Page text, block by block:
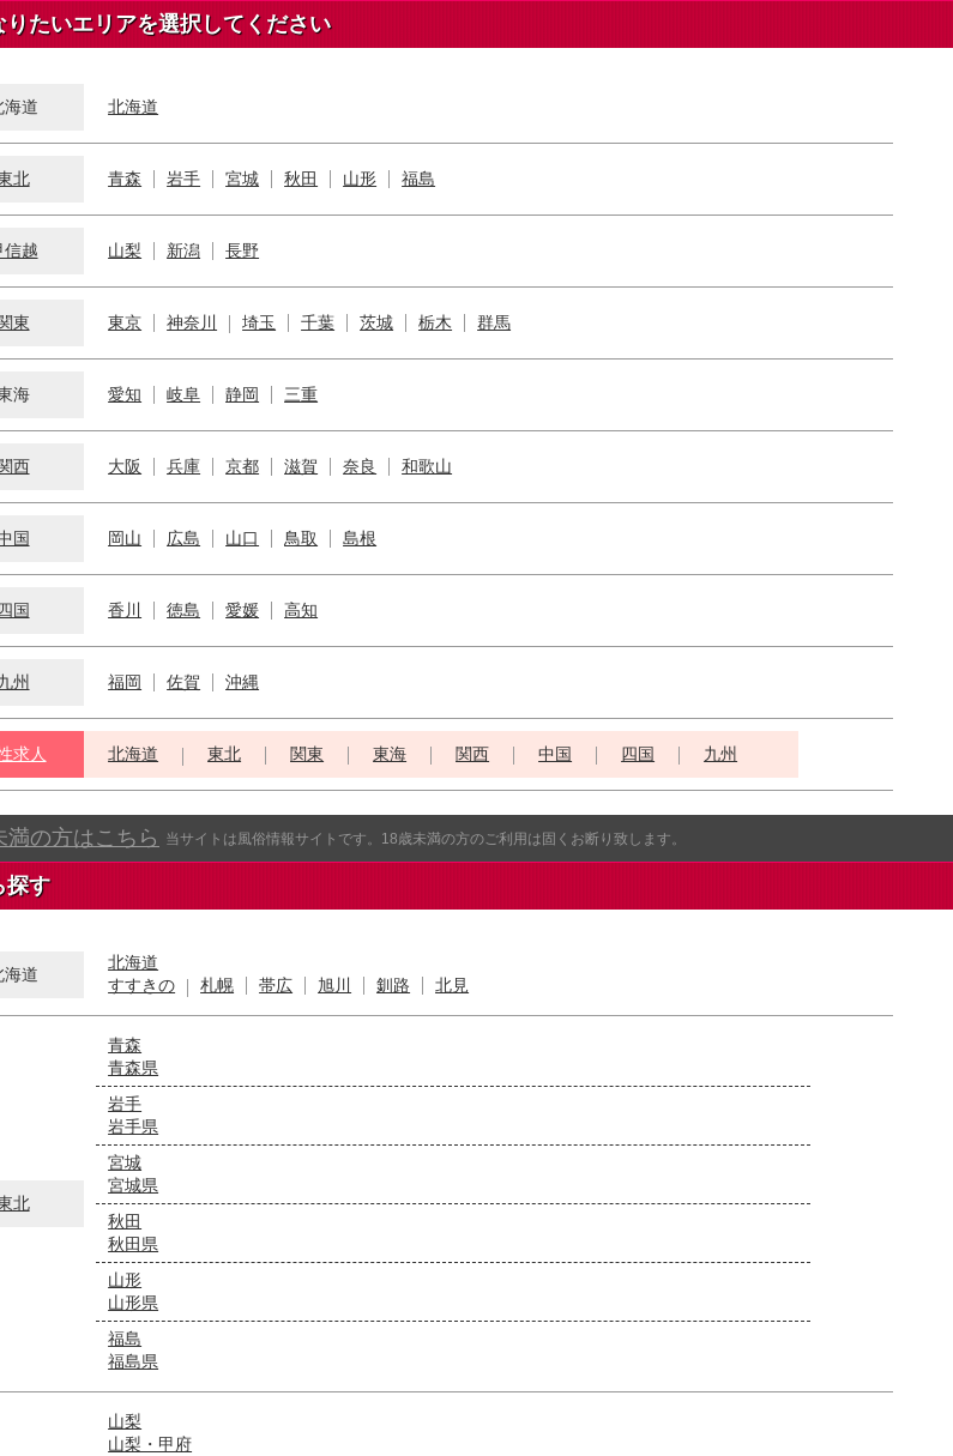
りたいエリアを選択してください
海道 北海道
北 青森 岩手 宮城 秋田 山形 福島
信越 山梨 新潟 長野
東 東京 神奈川 埼玉 千葉 茨城 栃木 群馬
海 愛知 岐阜 静岡 三重
西 大阪 兵庫 京都 滋賀 奈良 和歌山
国 岡山 広島 山口 鳥取 島根
国 香川 徳島 愛媛 高知
州 福岡 佐賀 沖縄
求人 北海道 東北 関東 東海 関西 中国 四国 九州
満の方はこちら 当サイトは風俗情報サイトです。18歳未満の方のご利用は固くお断り致します。
探す
海道
北海道
すすきの
札幌 帯広 旭川 釧路 北見
北
青森
青森県
岩手
岩手県
宮城
宮城県
秋田
秋田県
山形
山形県
福島
福島県
山梨
山梨・甲府